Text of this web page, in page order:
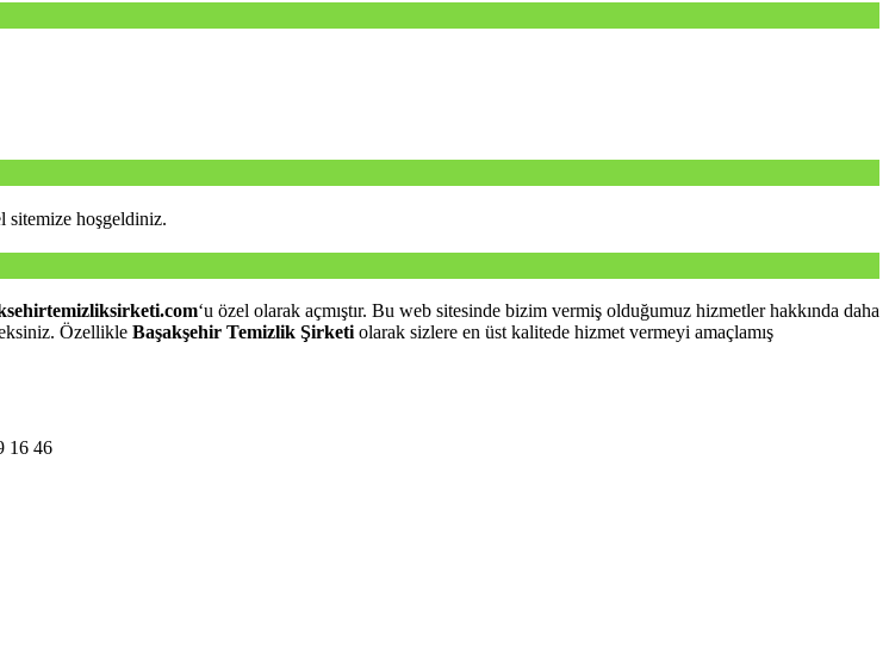
sitemize hoşgeldiniz.
‘u özel olarak açmıştır. Bu web sitesinde bizim vermiş olduğumuz hizmetler hakkında daha
Özellikle Başakşehir Temizlik Şirketiolarak sizlere en üst kalitede hizmet vermeyi amaçlamış
16 46